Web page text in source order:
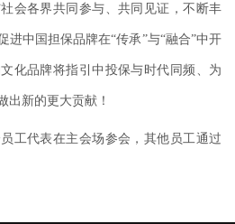
会各界共同参与、共同见证，不断丰
进中国担保品牌在“传承”与“融合”中开
化品牌将指引中投保与时代同频、为
出新的更大贡献！
工代表在主会场参会，其他员工通过